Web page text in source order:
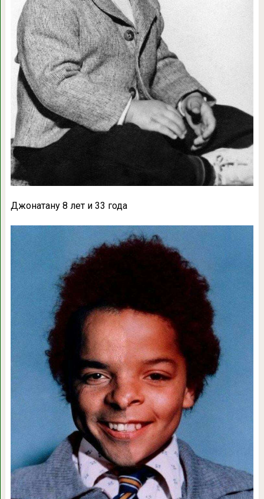
Джонатану 8 лет и 33 года